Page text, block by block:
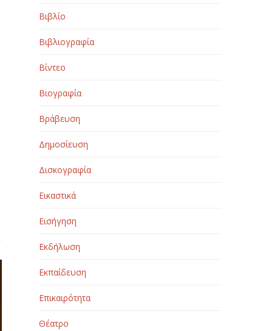
Βιβλίο
Βιβλιογραφία
Βίντεο
Βιογραφία
Βράβευση
Δημοσίευση
Δισκογραφία
Εικαστικά
Εισήγηση
Εκδήλωση
Εκπαίδευση
Επικαιρότητα
Θέατρο